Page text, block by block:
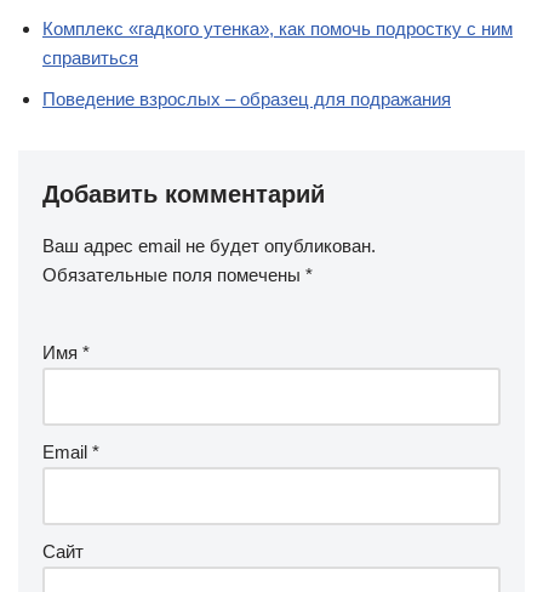
Комплекс «гадкого утенка», как помочь подростку с ним
справиться
Поведение взрослых – образец для подражания
Добавить комментарий
Ваш адрес email не будет опубликован.
Обязательные поля помечены *
Имя *
Email *
Сайт